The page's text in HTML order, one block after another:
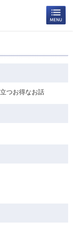
つお得なお話